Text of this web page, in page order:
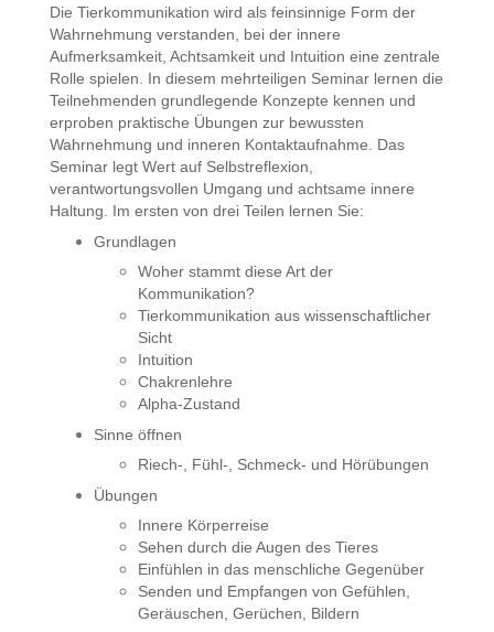
Die Tierkommunikation wird als feinsinnige Form der
Wahrnehmung verstanden, bei der innere
Aufmerksamkeit, Achtsamkeit und Intuition eine zentrale
Rolle spielen. In diesem mehrteiligen Seminar lernen die
Teilnehmenden grundlegende Konzepte kennen und
erproben praktische Übungen zur bewussten
Wahrnehmung und inneren Kontaktaufnahme. Das
Seminar legt Wert auf Selbstreflexion,
verantwortungsvollen Umgang und achtsame innere
Haltung. Im ersten von drei Teilen lernen Sie:
Grundlagen
Woher stammt diese Art der
Kommunikation?
Tierkommunikation aus wissenschaftlicher
Sicht
Intuition
Chakrenlehre
Alpha-Zustand
Sinne öffnen
Riech-, Fühl-, Schmeck- und Hörübungen
Übungen
Innere Körperreise
Sehen durch die Augen des Tieres
Einfühlen in das menschliche Gegenüber
Senden und Empfangen von Gefühlen,
Geräuschen, Gerüchen, Bildern